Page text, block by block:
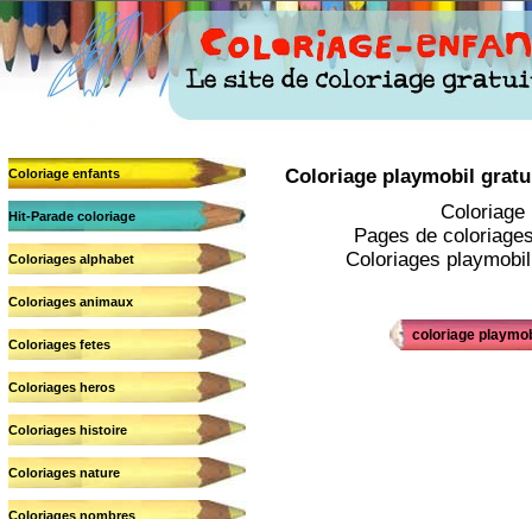
Coloriage enfants
Hit-Parade coloriage
Coloriages alphabet
Coloriages animaux
Coloriages fetes
Coloriages heros
Coloriages histoire
Coloriages nature
Coloriages nombres
Coloriage playmobil
Coloriage
Pages de
Coloriages
coloriage